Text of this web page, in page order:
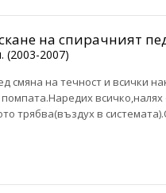
на спирачният
(2003-2007)
на течност и всички
трябва(въздух в